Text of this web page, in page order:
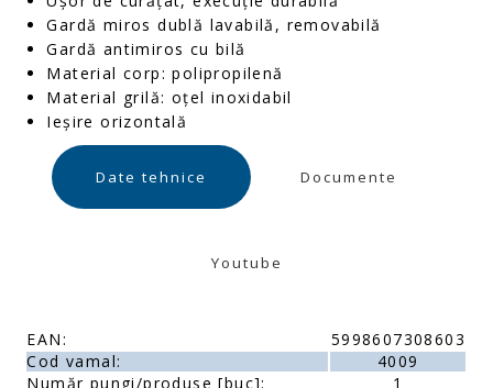
Gardă miros dublă lavabilă, removabilă
Gardă antimiros cu bilă
Material corp: polipropilenă
Material grilă: oțel inoxidabil
Ieșire orizontală
Date tehnice Documente
Youtube
EAN:
5998607308603
Cod vamal:
4009
Număr pungi/produse [buc]:
1